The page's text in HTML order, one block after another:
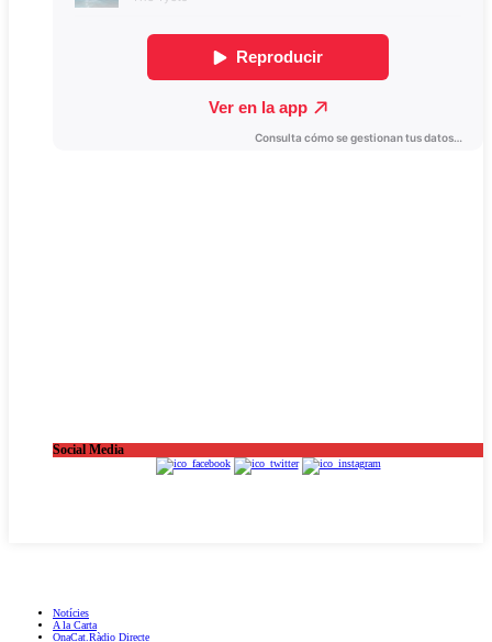
Social Media
Notícies
A la Carta
OnaCat.Ràdio Directe